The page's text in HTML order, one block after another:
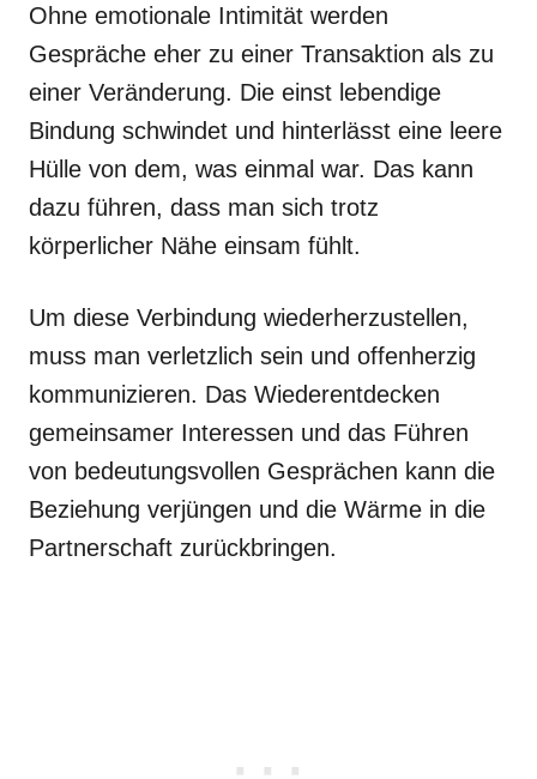
Ohne emotionale Intimität werden
Gespräche eher zu einer Transaktion als zu
einer Veränderung. Die einst lebendige
Bindung schwindet und hinterlässt eine leere
Hülle von dem, was einmal war. Das kann
dazu führen, dass man sich trotz
körperlicher Nähe einsam fühlt.
Um diese Verbindung wiederherzustellen,
muss man verletzlich sein und offenherzig
kommunizieren. Das Wiederentdecken
gemeinsamer Interessen und das Führen
von bedeutungsvollen Gesprächen kann die
Beziehung verjüngen und die Wärme in die
Partnerschaft zurückbringen.